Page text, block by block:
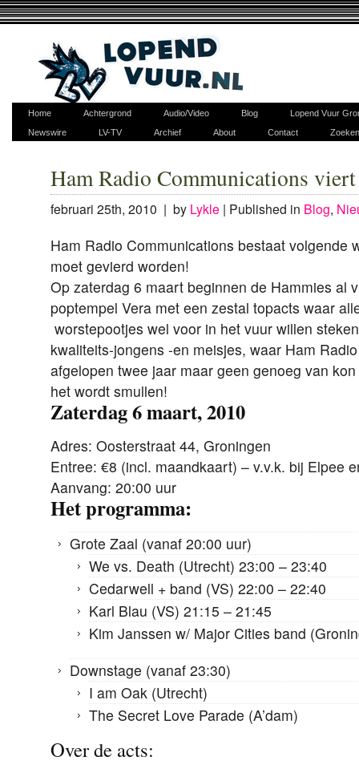
Home Achtergrond Audio/Video Blog
Lopend Vuur
Newswire
LV-TV Archief About Contact Zoeken
Ham Radio Communications
februari 25th, 2010 | by Lykle | Published in Blog,
Ham Radio Communications bestaat volgende
moet gevierd worden!
Op zaterdag 6 maart beginnen de Hammies al
poptempel Vera met een zestal topacts waar
worstepootjes wel voor in het vuur willen
kwaliteits-jongens -en meisjes, waar Ham
afgelopen twee jaar maar geen genoeg van
het wordt smullen!
Zaterdag 6 maart, 2010
Adres: Oosterstraat 44, Groningen
Entree: €8 (incl. maandkaart) – v.v.k. bij Elpee
Aanvang: 20:00 uur
Het programma:
Grote Zaal (vanaf 20:00 uur)
We vs. Death (Utrecht) 23:00 – 23:40
Cedarwell + band (VS) 22:00 – 22:40
Karl Blau (VS) 21:15 – 21:45
Kim Janssen w/ Major Cities band
Downstage (vanaf 23:30)
I am Oak (Utrecht)
The Secret Love Parade (A’dam)
Over de acts: